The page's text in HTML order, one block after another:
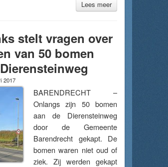
Lees meer
stelt vragen over
van 50 bomen
2017
BARENDRECHT –
Onlangs zijn 50 bomen
aan de Dierensteinweg
door de Gemeente
Barendrecht gekapt. De
bomen waren niet oud of
ziek. Zij werden gekapt